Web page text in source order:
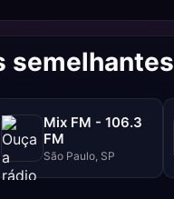
semelhantes
Mix FM - 106.3
FM
São Paulo, SP